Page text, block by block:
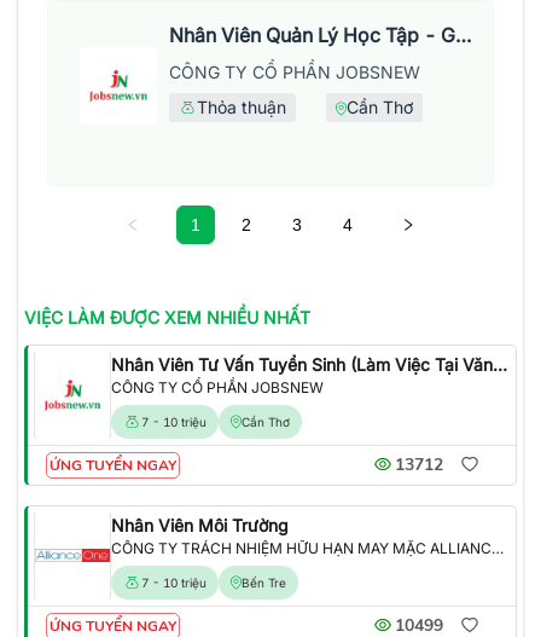
Nhân Viên Quản Lý Học Tập - Giờ Hành Chính
CÔNG TY CỔ PHẦN JOBSNEW
Thỏa thuận
Cần Thơ
1 2 3 4
VIỆC LÀM ĐƯỢC XEM NHIỀU NHẤT
Nhân Viên Tư Vấn Tuyển Sinh (Làm Việc Tại Văn Phòng)
CÔNG TY CỔ PHẦN JOBSNEW
7 - 10 triệu Cần Thơ
ỨNG TUYỂN NGAY 13712
Nhân Viên Môi Trường
CÔNG TY TRÁCH NHIỆM HỮU HẠN MAY MẶC ALLIANCE ONE
7 - 10 triệu Bến Tre
ỨNG TUYỂN NGAY 10499